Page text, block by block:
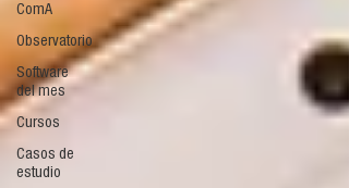
ComA
Observatorio
Software
del mes
Cursos
Casos de
estudio